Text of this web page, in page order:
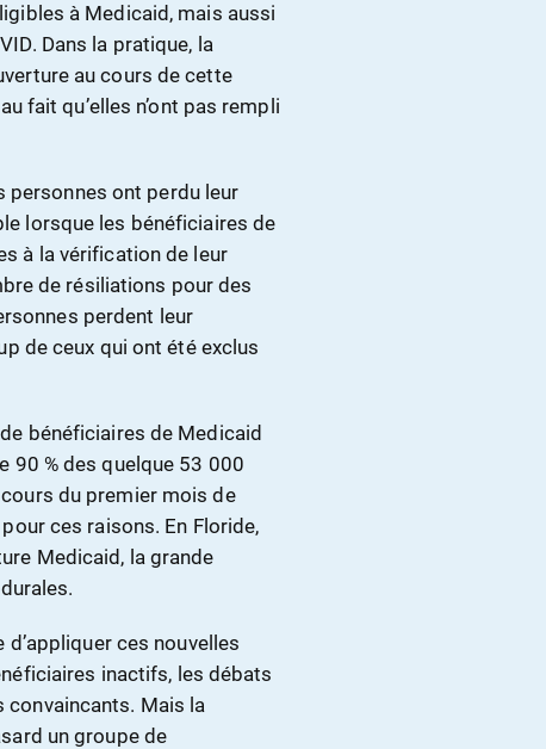
à Medicaid, mais aussi
Dans la pratique, la
au cours de cette
fait qu’elles n’ont pas rempli
personnes ont perdu leur
lorsque les bénéficiaires de
à la vérification de leur
de résiliations pour des
perdent leur
de ceux qui ont été exclus
bénéficiaires de Medicaid
90 % des quelque 53 000
du premier mois de
ces raisons. En Floride,
Medicaid, la grande
ces nouvelles
inactifs, les débats
Mais la
un groupe de